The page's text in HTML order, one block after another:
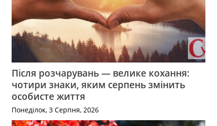
Після розчарувань — велике кохання:
чотири знаки, яким серпень змінить
особисте життя
Понеділок, 3 Серпня, 2026